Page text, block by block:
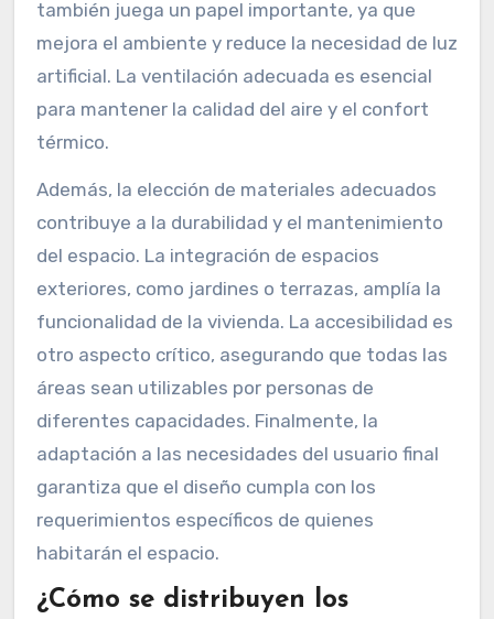
también juega un papel importante, ya que
mejora el ambiente y reduce la necesidad de luz
artificial. La ventilación adecuada es esencial
para mantener la calidad del aire y el confort
térmico.
Además, la elección de materiales adecuados
contribuye a la durabilidad y el mantenimiento
del espacio. La integración de espacios
exteriores, como jardines o terrazas, amplía la
funcionalidad de la vivienda. La accesibilidad es
otro aspecto crítico, asegurando que todas las
áreas sean utilizables por personas de
diferentes capacidades. Finalmente, la
adaptación a las necesidades del usuario final
garantiza que el diseño cumpla con los
requerimientos específicos de quienes
habitarán el espacio.
¿Cómo se distribuyen los